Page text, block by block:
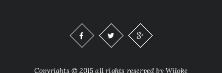
Copyrights © 2015 all rights reserved by Wiloke